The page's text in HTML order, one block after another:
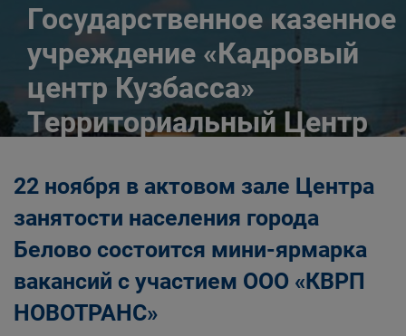
Государственное казенное
учреждение «Кадровый
центр Кузбасса»
Территориальный Центр
города Белово
Государственные органы и службы
информируют
Государственное казенное учреждение
«Кадровый центр Кузбасса» Территориальный
22 ноября в актовом зале Центра
занятости населения города
Белово состоится мини-ярмарка
вакансий с участием ООО «КВРП
НОВОТРАНС»